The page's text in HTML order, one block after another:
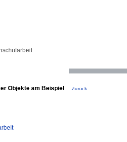
Objekte am Beispiel
Zurück